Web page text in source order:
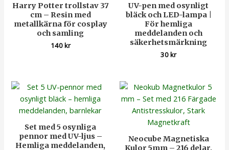
Harry Potter trollstav 37
cm – Resin med
metallkärna för cosplay
och samling
140kr
UV-pen med osynligt
bläck och LED-lampa |
För hemliga
meddelanden och
säkerhetsmärkning
30kr
Set med 5 osynliga
pennor med UV-ljus –
Hemliga meddelanden,
Neocube Magnetiska
Kulor 5mm – 216 delar,